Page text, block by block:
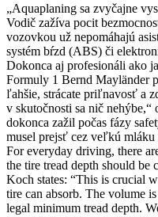
„Aquaplaning sa zvyčajne
Vodič zažíva pocit
vozovkou už nepomáhajú
systém bŕzd (ABS) či
Dokonca aj profesionáli ako
Formuly 1 Bernd Mayländer
ľahšie, strácate priľnavosť a
v skutočnosti sa nič
dokonca zažil počas fázy
musel prejsť cez veľkú mláku
For everyday driving, there
the tire tread depth should be
Koch states: “This is crucial
tire can absorb. The volume
legal minimum tread depth.